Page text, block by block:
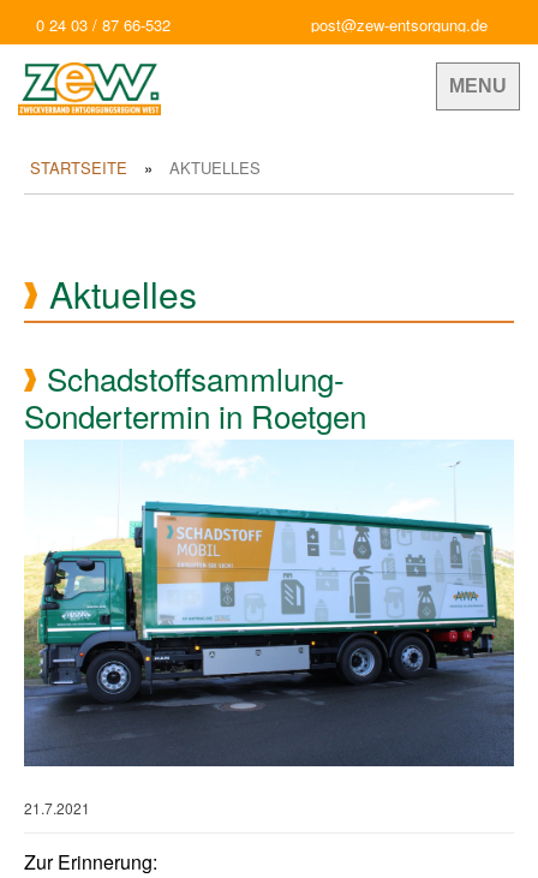
0 24 03 / 87 66-532 post@zew-entsorgung.de
MENU
STARTSEITE AKTUELLES
Aktuelles
Schadstoffsammlung-
Sondertermin in Roetgen
21.7.2021
Zur Erinnerung: